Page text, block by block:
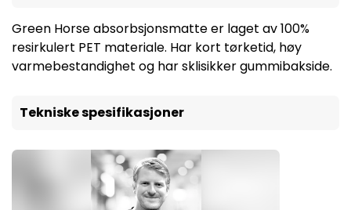
Green Horse absorbsjonsmatte er laget av 100%
resirkulert PET materiale. Har kort tørketid, høy
varmebestandighet og har sklisikker gummibakside.
Tekniske spesifikasjoner